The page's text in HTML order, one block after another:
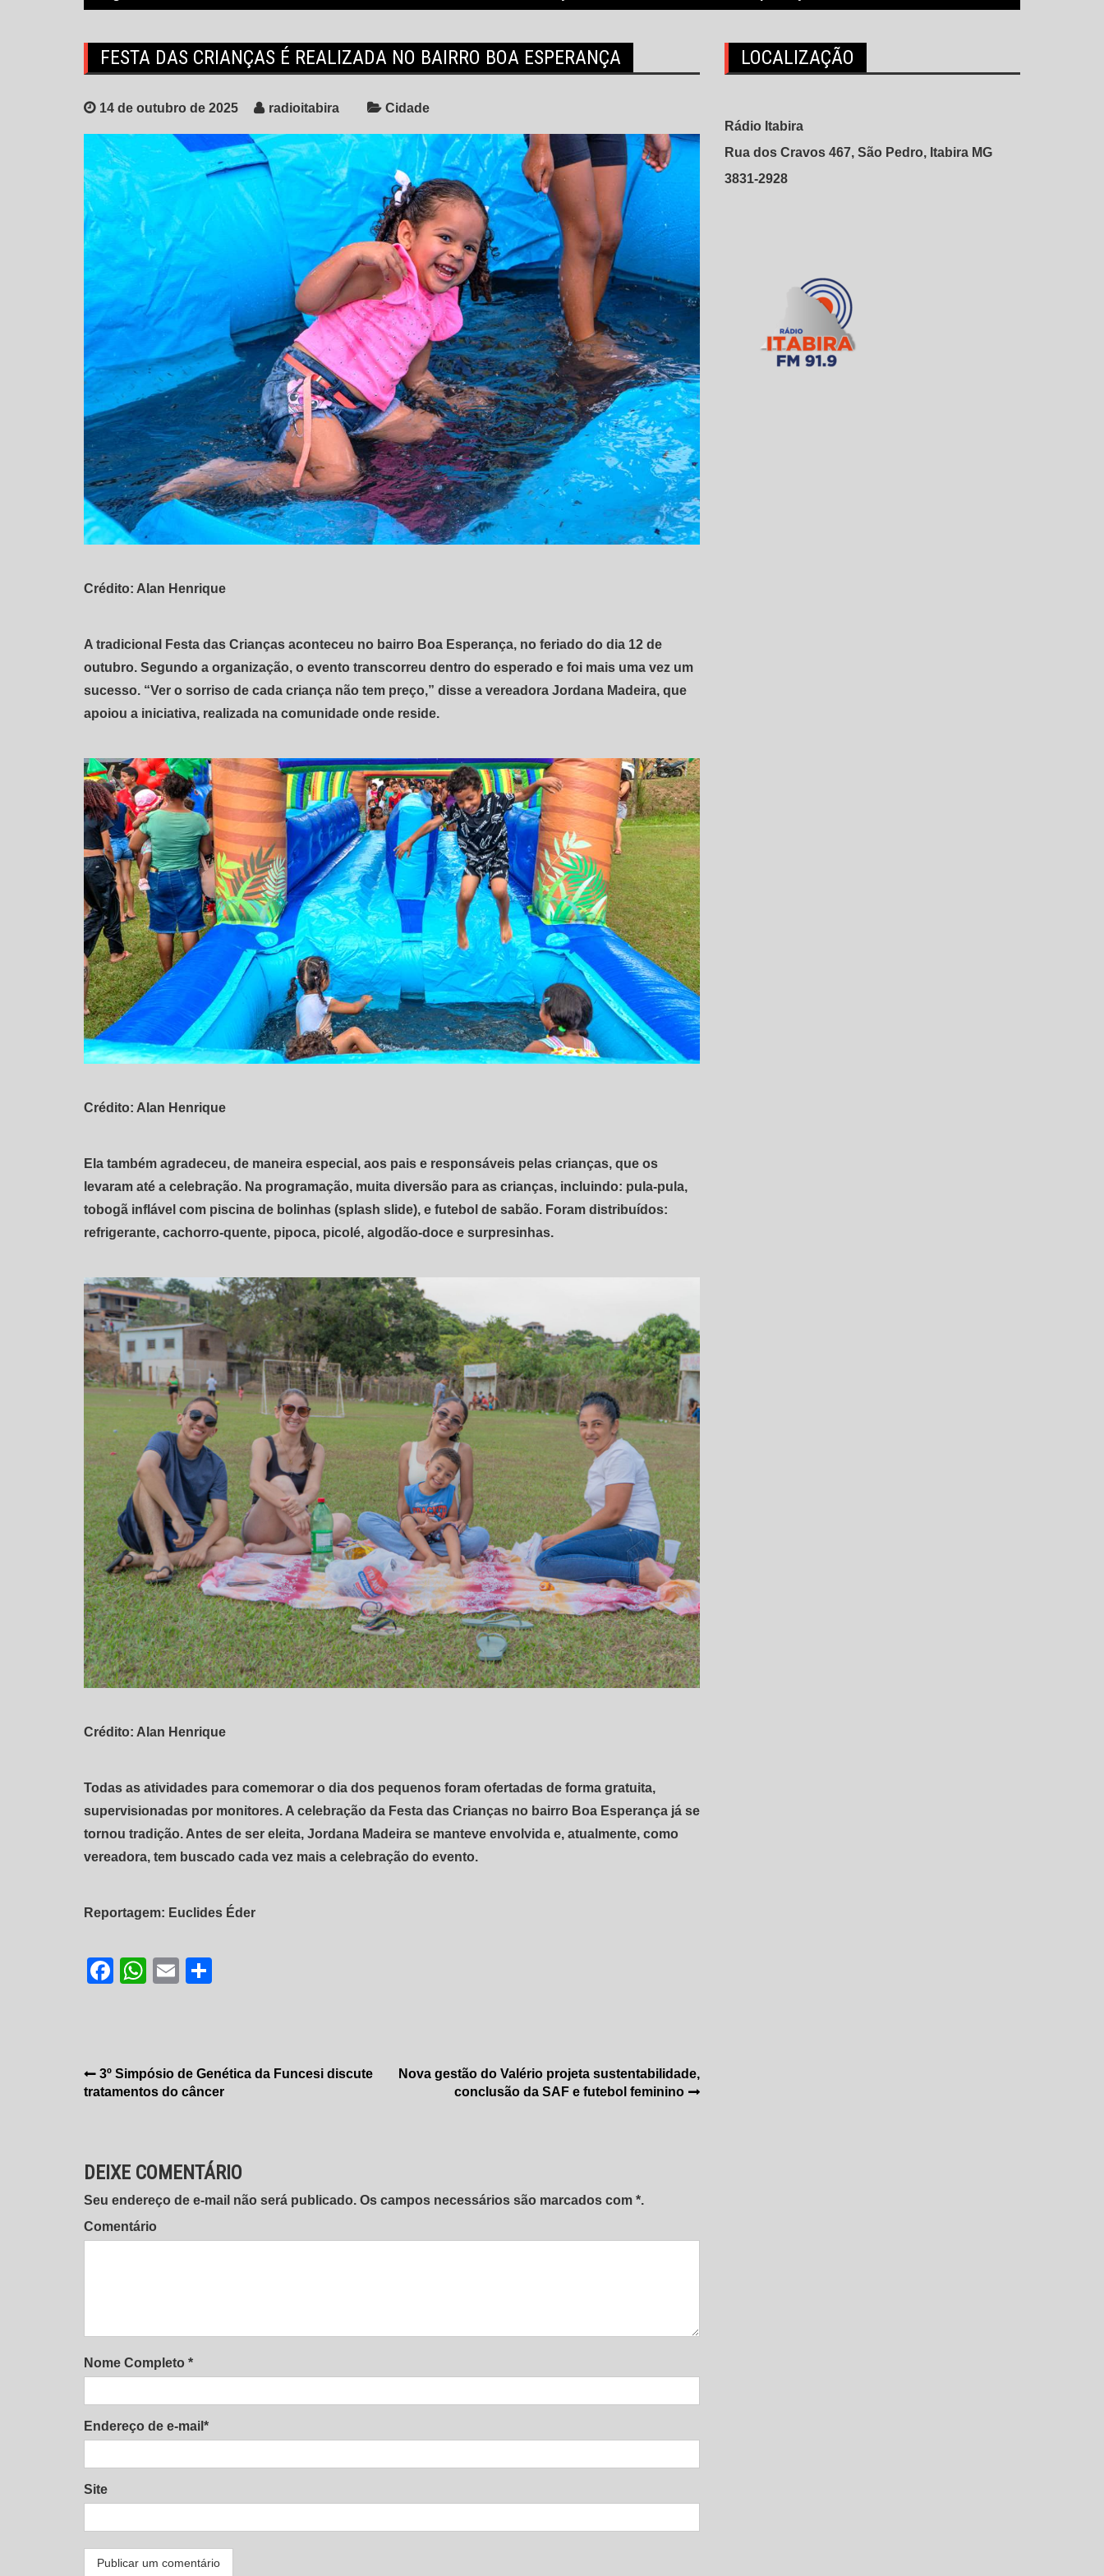
FESTA DAS CRIANÇAS É REALIZADA NO BAIRRO BOA ESPERANÇA
14 de outubro de 2025 radioitabira Cidade
Crédito: Alan Henrique
A tradicional Festa das Crianças aconteceu no bairro Boa Esperança, no feriado do dia 12 de
outubro. Segundo a organização, o evento transcorreu dentro do esperado e foi mais uma vez um
sucesso. “Ver o sorriso de cada criança não tem preço,” disse a vereadora Jordana Madeira, que
apoiou a iniciativa, realizada na comunidade onde reside.
Crédito: Alan Henrique
Ela também agradeceu, de maneira especial, aos pais e responsáveis pelas crianças, que os
levaram até a celebração. Na programação, muita diversão para as crianças, incluindo: pula-pula,
tobogã inflável com piscina de bolinhas (splash slide), e futebol de sabão. Foram distribuídos:
refrigerante, cachorro-quente, pipoca, picolé, algodão-doce e surpresinhas.
Crédito: Alan Henrique
Todas as atividades para comemorar o dia dos pequenos foram ofertadas de forma gratuita,
supervisionadas por monitores. A celebração da Festa das Crianças no bairro Boa Esperança já se
tornou tradição. Antes de ser eleita, Jordana Madeira se manteve envolvida e, atualmente, como
vereadora, tem buscado cada vez mais a celebração do evento.
Reportagem: Euclides Éder
Facebook
WhatsApp
Email
Navegação
de
3º Simpósio de Genética da Funcesi discute
tratamentos do câncer
Nova gestão do Valério projeta sustentabilidade,
conclusão da SAF e futebol feminino
DEIXE COMENTÁRIO
Seu endereço de e-mail não será publicado. Os campos necessários são marcados com *.
Comentário
Nome Completo *
Endereço de e-mail*
Site
LOCALIZAÇÃO
Rádio Itabira
Rua dos Cravos 467, São Pedro, Itabira MG
3831-2928